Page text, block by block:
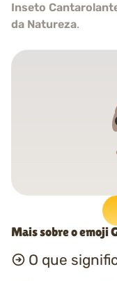
Inseto
da Natureza.
Mais sobre o emoji
O que